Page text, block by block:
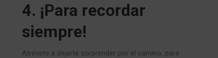
4. ¡Para recordar
siempre!
Atrévete a dejarte sorprender por el camino, para